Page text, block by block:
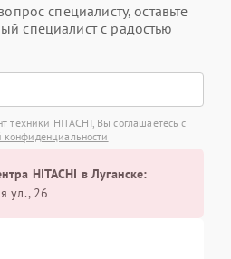
специалисту, оставьте
специалист с радостью
техники HITACHI, Вы соглашаетесь с
HITACHI в Луганске:
ул., 26